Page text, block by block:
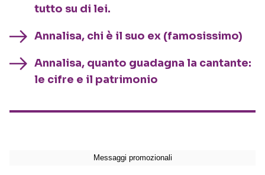
tutto su di lei.
Annalisa, chi è il suo ex (famosissimo)
Annalisa, quanto guadagna la cantante:
le cifre e il patrimonio